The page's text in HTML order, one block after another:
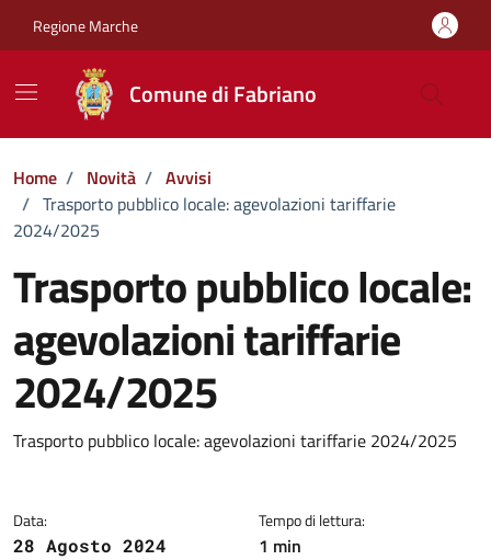
Regione Marche
Comune di Fabriano
Home / Novità / Avvisi
/ Trasporto pubblico locale: agevolazioni tariffarie
2024/2025
Trasporto pubblico locale:
agevolazioni tariffarie
2024/2025
Dettagli della notizia
Trasporto pubblico locale: agevolazioni tariffarie 2024/2025
Data:
28 Agosto 2024
Tempo di lettura:
1 min